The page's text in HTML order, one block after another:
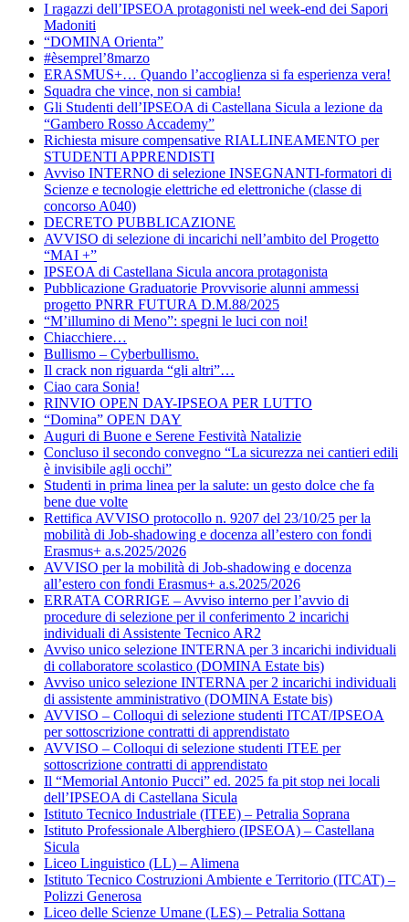
I ragazzi dell’IPSEOA protagonisti nel week-end dei Sapori
Madoniti
“DOMINA Orienta”
#èsemprel’8marzo
ERASMUS+… Quando l’accoglienza si fa esperienza vera!
Squadra che vince, non si cambia!
Gli Studenti dell’IPSEOA di Castellana Sicula a lezione da
“Gambero Rosso Accademy”
Richiesta misure compensative RIALLINEAMENTO per
STUDENTI APPRENDISTI
Avviso INTERNO di selezione INSEGNANTI-formatori di
Scienze e tecnologie elettriche ed elettroniche (classe di
concorso A040)
DECRETO PUBBLICAZIONE
AVVISO di selezione di incarichi nell’ambito del Progetto
“MAI +”
IPSEOA di Castellana Sicula ancora protagonista
Pubblicazione Graduatorie Provvisorie alunni ammessi
progetto PNRR FUTURA D.M.88/2025
“M’illumino di Meno”: spegni le luci con noi!
Chiacchiere…
Bullismo – Cyberbullismo.
Il crack non riguarda “gli altri”…
Ciao cara Sonia!
RINVIO OPEN DAY-IPSEOA PER LUTTO
“Domina” OPEN DAY
Auguri di Buone e Serene Festività Natalizie
Concluso il secondo convegno “La sicurezza nei cantieri edili
è invisibile agli occhi”
Studenti in prima linea per la salute: un gesto dolce che fa
bene due volte
Rettifica AVVISO protocollo n. 9207 del 23/10/25 per la
mobilità di Job-shadowing e docenza all’estero con fondi
Erasmus+ a.s.2025/2026
AVVISO per la mobilità di Job-shadowing e docenza
all’estero con fondi Erasmus+ a.s.2025/2026
ERRATA CORRIGE – Avviso interno per l’avvio di
procedure di selezione per il conferimento 2 incarichi
individuali di Assistente Tecnico AR2
Avviso unico selezione INTERNA per 3 incarichi individuali
di collaboratore scolastico (DOMINA Estate bis)
Avviso unico selezione INTERNA per 2 incarichi individuali
di assistente amministrativo (DOMINA Estate bis)
AVVISO – Colloqui di selezione studenti ITCAT/IPSEOA
per sottoscrizione contratti di apprendistato
AVVISO – Colloqui di selezione studenti ITEE per
sottoscrizione contratti di apprendistato
Il “Memorial Antonio Pucci” ed. 2025 fa pit stop nei locali
dell’IPSEOA di Castellana Sicula
Istituto Tecnico Industriale (ITEE) – Petralia Soprana
Istituto Professionale Alberghiero (IPSEOA) – Castellana
Sicula
Liceo Linguistico (LL) – Alimena
Istituto Tecnico Costruzioni Ambiente e Territorio (ITCAT) –
Polizzi Generosa
Liceo delle Scienze Umane (LES) – Petralia Sottana